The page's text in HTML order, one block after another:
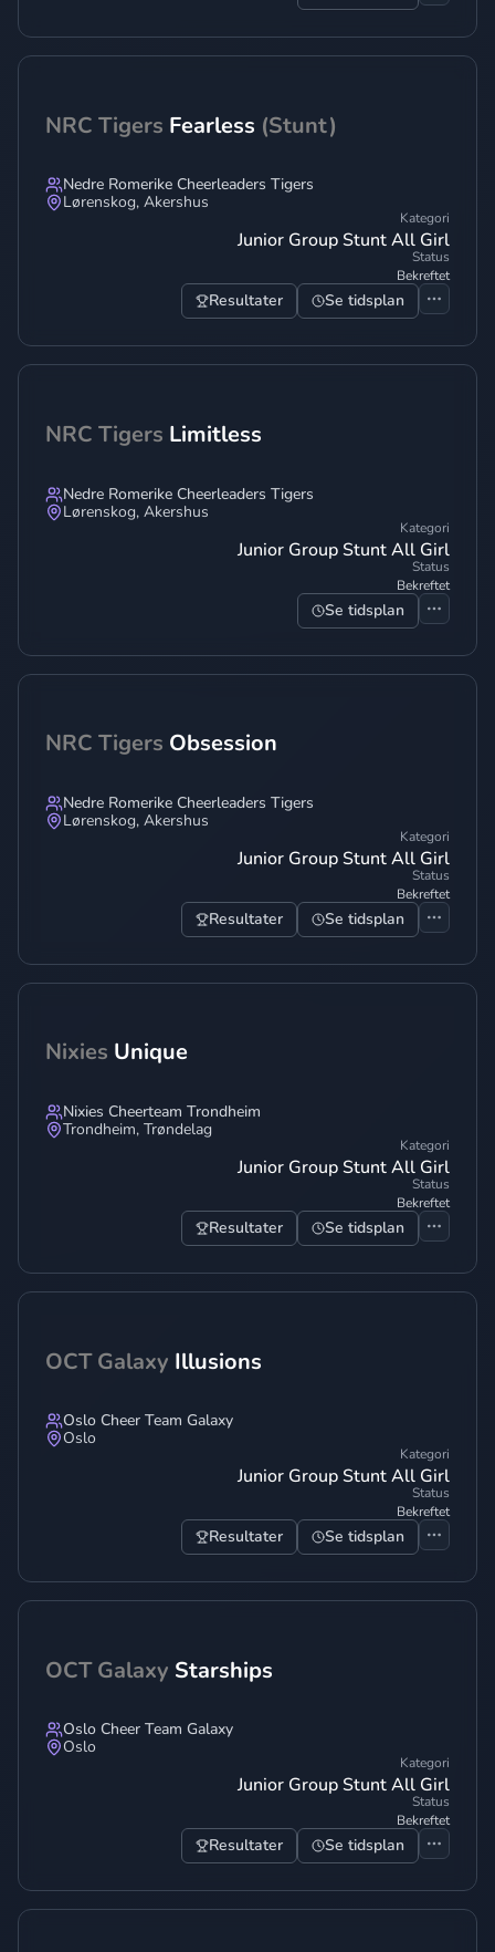
NRC Tigers Fearless (Stunt)
Nedre Romerike Cheerleaders Tigers
Lørenskog, Akershus
Kategori
Junior Group Stunt All Girl
Status
Bekreftet
Resultater Se tidsplan
NRC Tigers Limitless
Nedre Romerike Cheerleaders Tigers
Lørenskog, Akershus
Kategori
Junior Group Stunt All Girl
Status
Bekreftet
Se tidsplan
NRC Tigers Obsession
Nedre Romerike Cheerleaders Tigers
Lørenskog, Akershus
Kategori
Junior Group Stunt All Girl
Status
Bekreftet
Resultater Se tidsplan
Nixies Unique
Nixies Cheerteam Trondheim
Trondheim, Trøndelag
Kategori
Junior Group Stunt All Girl
Status
Bekreftet
Resultater Se tidsplan
OCT Galaxy Illusions
Oslo Cheer Team Galaxy
Oslo
Kategori
Junior Group Stunt All Girl
Status
Bekreftet
Resultater Se tidsplan
OCT Galaxy Starships
Oslo Cheer Team Galaxy
Oslo
Kategori
Junior Group Stunt All Girl
Status
Bekreftet
Resultater Se tidsplan